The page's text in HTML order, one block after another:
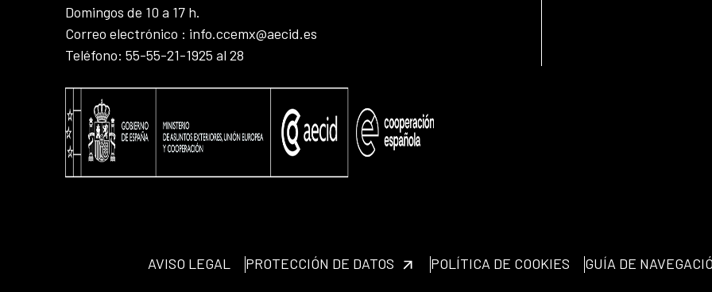
Domingos de 10 a 17 h.
Correo electrónico : info.ccemx@aecid.es
Teléfono: 55-55-21-1925 al 28
AVISO LEGAL PROTECCIÓN DE DATOS POLÍTICA DE COOKIES GUÍA DE